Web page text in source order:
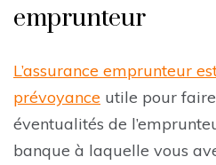
emprunteur
L’assurance emprunteur
prévoyance utile pour
éventualités de
banque à laquelle vous